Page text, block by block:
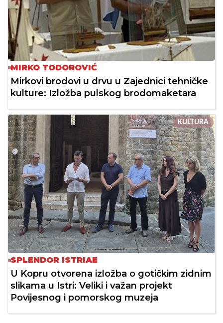
MIRKO TODOROVIĆ
Mirkovi brodovi u drvu u Zajednici tehničke
kulture: Izložba pulskog brodomaketara
KULTURA
SPLENDOR ISTRIAE
U Kopru otvorena izložba o gotičkim zidnim
slikama u Istri: Veliki i važan projekt
Povijesnog i pomorskog muzeja